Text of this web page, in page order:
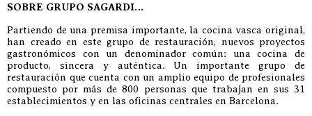
SOBRE GRUPO SAGARDI…
Partiendo de una premisa importante, la cocina vasca original,
han creado en este grupo de restauración, nuevos proyectos
gastronómicos con un denominador común: una cocina de
producto, sincera y auténtica. Un importante grupo de
restauración que cuenta con un amplio equipo de profesionales
compuesto por más de 800 personas que trabajan en sus 31
establecimientos y en las oficinas centrales en Barcelona.